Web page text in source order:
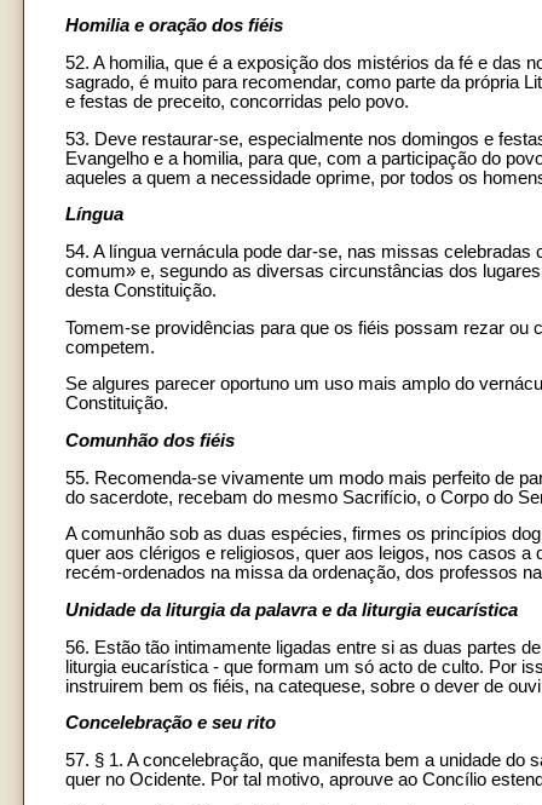
Homilia e oração dos fiéis
52. A homilia, que é a exposição dos mistérios da fé e das
sagrado, é muito para recomendar, como parte da própria
e festas de preceito, concorridas pelo povo.
53. Deve restaurar-se, especialmente nos domingos e
Evangelho e a homilia, para que, com a participação do
aqueles a quem a necessidade oprime, por todos os
Língua
54. A língua vernácula pode dar-se, nas missas
comum» e, segundo as diversas circunstâncias dos
desta Constituição.
Tomem-se providências para que os fiéis possam rezar
competem.
Se algures parecer oportuno um uso mais amplo do
Constituição.
Comunhão dos fiéis
55. Recomenda-se vivamente um modo mais perfeito de
do sacerdote, recebam do mesmo Sacrifício, o Corpo do
A comunhão sob as duas espécies, firmes os princípios
quer aos clérigos e religiosos, quer aos leigos, nos casos
recém-ordenados na missa da ordenação, dos professos
Unidade da liturgia da palavra e da liturgia eucarística
56. Estão tão intimamente ligadas entre si as duas partes
liturgia eucarística - que formam um só acto de culto. Por
instruirem bem os fiéis, na catequese, sobre o dever de
Concelebração e seu rito
57. § 1. A concelebração, que manifesta bem a unidade do
quer no Ocidente. Por tal motivo, aprouve ao Concílio